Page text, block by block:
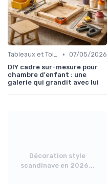
Tableaux et Toiles • 07/05/2026
DIY cadre sur-mesure pour
chambre d'enfant : une
galerie qui grandit avec lui
Décoration style
scandinave en 2026...